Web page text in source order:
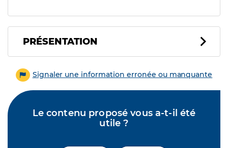
PRÉSENTATION
Signaler une information erronée ou manquante
Le contenu proposé vous a-t-il été
utile ?